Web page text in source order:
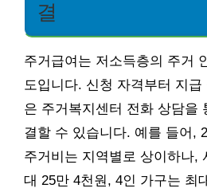
결
주거급여는 저소득층의 주거
도입니다. 신청 자격부터 지
은 주거복지센터 전화 상담을
결할 수 있습니다. 예를 들어,
주거비는 지역별로 상이하나,
대 25만 4천원, 4인 가구는 최